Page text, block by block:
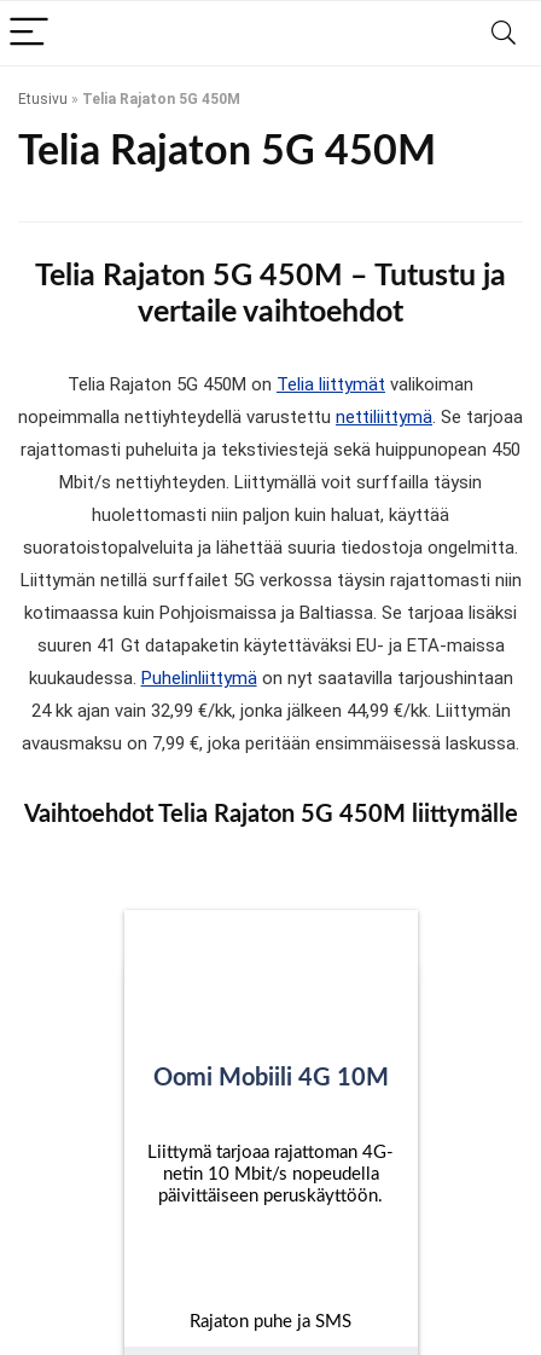
Etusivu » Telia Rajaton 5G 450M
Telia Rajaton 5G 450M
Telia Rajaton 5G 450M – Tutustu ja
vertaile vaihtoehdot
Telia Rajaton 5G 450M on Telia liittymät valikoiman
nopeimmalla nettiyhteydellä varustettu nettiliittymä. Se tarjoaa
rajattomasti puheluita ja tekstiviestejä sekä huippunopean 450
Mbit/s nettiyhteyden. Liittymällä voit surffailla täysin
huolettomasti niin paljon kuin haluat, käyttää
suoratoistopalveluita ja lähettää suuria tiedostoja ongelmitta.
Liittymän netillä surffailet 5G verkossa täysin rajattomasti niin
kotimaassa kuin Pohjoismaissa ja Baltiassa. Se tarjoaa lisäksi
suuren 41 Gt datapaketin käytettäväksi EU- ja ETA-maissa
kuukaudessa. Puhelinliittymäon nyt saatavilla tarjoushintaan
24 kk ajan vain 32,99 €/kk, jonka jälkeen 44,99 €/kk. Liittymän
avausmaksu on 7,99 €, joka peritään ensimmäisessä laskussa.
Vaihtoehdot Telia Rajaton 5G 450M liittymälle
Oomi Mobiili 4G 10M
Liittymä tarjoaa rajattoman 4G-
netin 10 Mbit/s nopeudella
päivittäiseen peruskäyttöön.
Rajaton puhe ja SMS